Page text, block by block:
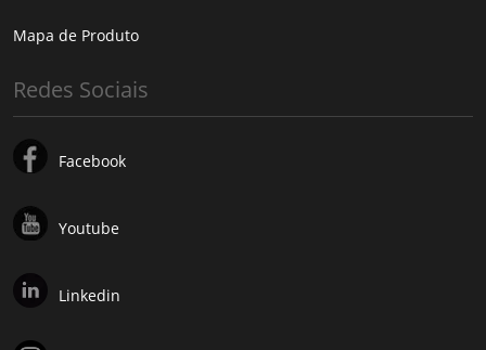
Mapa de Produto
Redes Sociais
Facebook
Youtube
Linkedin